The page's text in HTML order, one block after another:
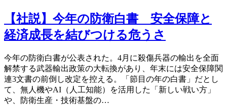
【社説】今年の防衛白書 安全保障と
経済成長を結びつける危うさ
今年の防衛白書が公表された。4月に殺傷兵器の輸出を全面
解禁する武器輸出政策の大転換があり、年末には安全保障関
連3文書の前倒し改定を控える。「節目の年の白書」だとし
て、無人機やAI（人工知能）を活用した「新しい戦い方」
や、防衛生産・技術基盤の…